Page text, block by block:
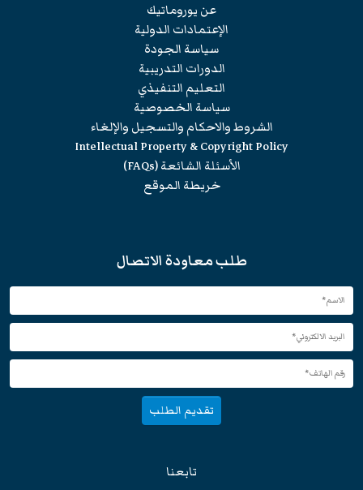
عن يوروماتيك
الإعتمادات الدولية
سياسة الجودة
الدورات التدريبية
التعليم التنفيذي
سياسة الخصوصية
الشروط والاحكام والتسجيل والإلغاء
Intellectual Property & Copyright Policy
الأسئلة الشائعة (FAQs)
خريطة الموقع
طلب معاودة الاتصال
تقديم الطلب
تابعنا